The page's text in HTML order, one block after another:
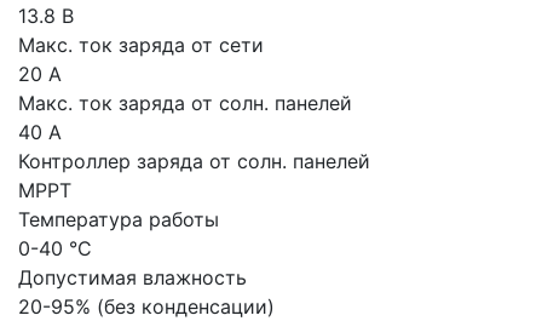
13.8 В
Макс. ток заряда от сети
20 А
Макс. ток заряда от солн. панелей
40 А
Контроллер заряда от солн. панелей
MPPT
Температура работы
0-40 °C
Допустимая влажность
20-95% (без конденсации)